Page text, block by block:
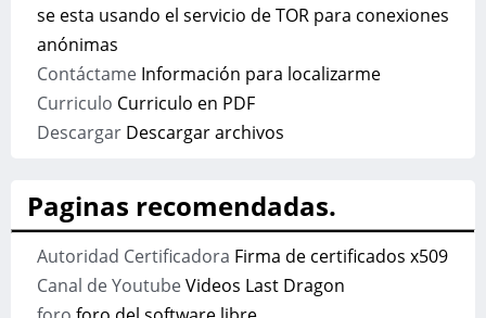
se esta usando el servicio de TOR para conexiones
anónimas
ContáctameInformación para localizarme
Curriculo Curriculo en PDF
DescargarDescargar archivos
Paginas recomendadas.
Autoridad Certificadora Firma de certificados x509
Canal de YoutubeVideos Last Dragon